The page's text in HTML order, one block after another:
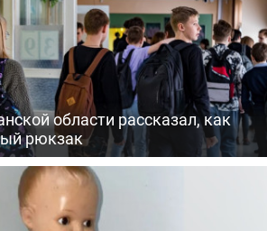
области рассказал, как
рюкзак